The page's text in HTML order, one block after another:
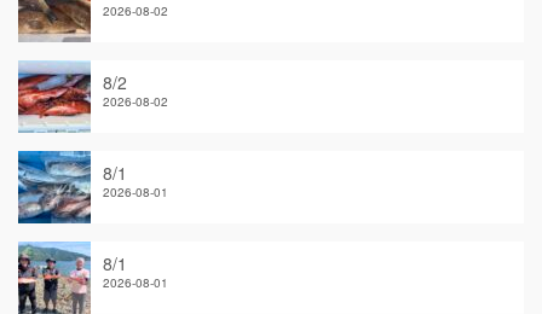
2026-08-02
8/2
2026-08-02
8/1
2026-08-01
8/1
2026-08-01